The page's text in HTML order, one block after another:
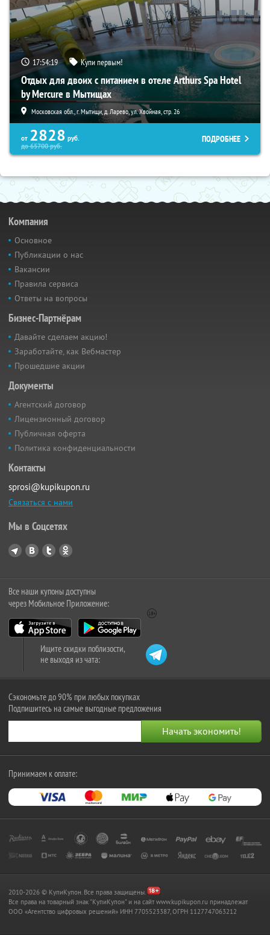
17:54:18 Купи первым!
Отдых для двоих с питанием в отеле Arthurs Spa Hotel
by Mercure в Мытищах
Московская обл., г. Мытищи, д. Ларево, ул. Хвойная, стр. 26
от 2828 руб.
до65700руб.
ПОДРОБНЕЕ
Компания
Основное
Публикации о нас
Вакансии
Правила сервиса
Ответы на вопросы
Бизнес-Партнёрам
Давайте сделаем акцию!
Заработайте, как Вебмастер
Прошедшие акции
Документы
Агентский договор
Лицензионный договор
Публичная оферта
Политика конфиденциальности
Контакты
sprosi@kupikupon.ru
Связаться с нами
Мы в Соцсетях
Все наши купоны доступны
через Мобильное Приложение:
Ищите скидки поблизости,
не выходя из чата:
Сэкономьте до 90% при любых покупках
Подпишитесь на самые выгодные предложения
Принимаем к оплате:
2010-2026 © КупиКупон. Все права защищены.
Все права на товарный знак "КупиКупон" и на сайт www.kupikupon.ru принадлежат
OOO «Агентство цифровых решений» ИНН 7705523387, ОГРН 1127747063212